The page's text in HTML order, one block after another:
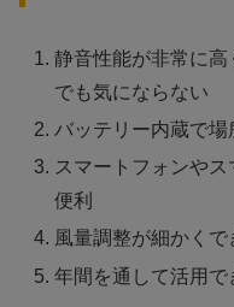
静音性能が非常に
でも気にならない
バッテリー内蔵で
スマートフォンや
便利
風量調整が細かくで
年間を通して活用で